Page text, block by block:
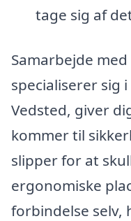
tage sig af
Samarbejde
specialiserer sig
Vedsted, giver
kommer til
slipper for at
ergonomiske
forbindelse selv,